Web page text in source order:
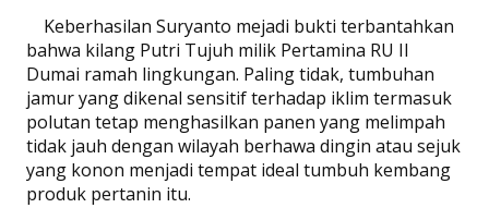
Keberhasilan Suryanto mejadi bukti terbantahkan
bahwa kilang Putri Tujuh milik Pertamina RU II
Dumai ramah lingkungan. Paling tidak, tumbuhan
jamur yang dikenal sensitif terhadap iklim termasuk
polutan tetap menghasilkan panen yang melimpah
tidak jauh dengan wilayah berhawa dingin atau sejuk
yang konon menjadi tempat ideal tumbuh kembang
produk pertanin itu.